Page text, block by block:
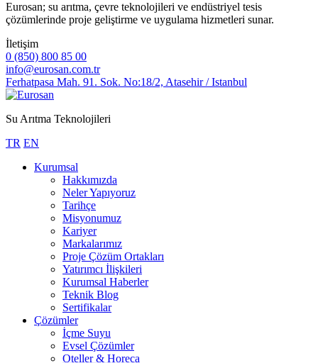
Eurosan; su arıtma, çevre teknolojileri ve endüstriyel tesis
çözümlerinde proje geliştirme ve uygulama hizmetleri sunar.
İletişim
0 (850) 800 85 00
info@eurosan.com.tr
Ferhatpasa Mah. 91. Sok. No:18/2, Atasehir / Istanbul
Su Arıtma Teknolojileri
TR EN
Kurumsal
Hakkımızda
Neler Yapıyoruz
Tarihçe
Misyonumuz
Kariyer
Markalarımız
Proje Çözüm Ortakları
Yatırımcı İlişkileri
Kurumsal Haberler
Teknik Blog
Sertifikalar
Çözümler
İçme Suyu
Evsel Çözümler
Oteller & Horeca